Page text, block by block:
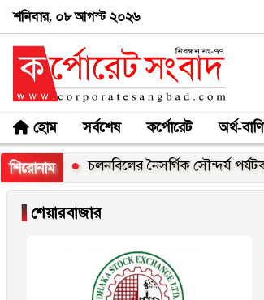
শনিবার, ০৮ আগস্ট ২০২৬
হোম সর্বশেষ কর্পোরেট অর্থ-
শিরোনাম চলনবিলের নৈসর্গিক সৌন্দর্য
▐ শেয়ারবাজার